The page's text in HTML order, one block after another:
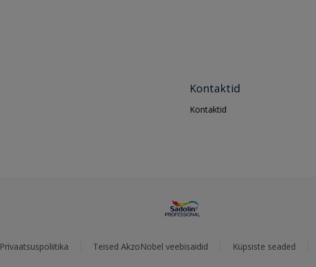
Kontaktid
Kontaktid
Privaatsuspoliitika Teised AkzoNobel veebisaidid Küpsiste seaded